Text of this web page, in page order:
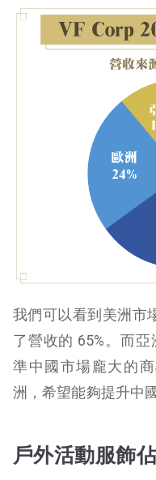
我們可以看到美洲市
了營收的 65%。而
準中國市場龐大的
洲，希望能夠提升中
戶外活動服飾